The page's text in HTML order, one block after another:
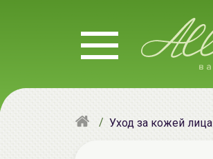
Уход за кожей лица